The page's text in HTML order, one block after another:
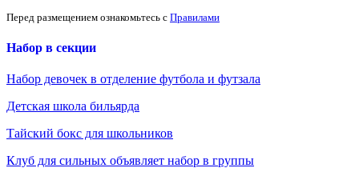
Перед размещением ознакомьтесь с Правилами
Набор в секции
Набор девочек в отделение футбола и футзала
Детская школа бильярда
Тайский бокс для школьников
Клуб для сильных объявляет набор в группы